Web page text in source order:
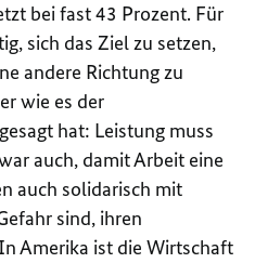
bei fast 43 Prozent. Für
sich das Ziel zu setzen,
andere Richtung zu
wie es der
hat: Leistung muss
auch, damit Arbeit eine
auch solidarisch mit
sind, ihren
Amerika ist die Wirtschaft